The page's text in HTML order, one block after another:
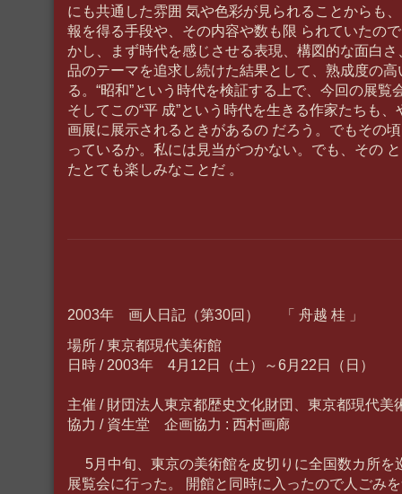
にも共通した雰囲 気や色彩が見られることからも
報を得る手段や、その内容や数も限 られていたの
かし、まず時代を感じさせる表現、構図的な面白
品のテーマを追求し続けた結果として、熟成度の
る。“昭和”という時代を検証する上で、今回の展覧
そしてこの“平 成”という時代を生きる作家たちも
画展に展示されるときがあるの だろう。でもその
っているか。私には見当がつかない。でも、その
たとても楽しみなことだ 。
2003年 画人日記（第30回） 「 舟越 桂 」
場所 / 東京都現代美術館
日時 / 2003年 4月12日（土）～6月22日（日）
主催 / 財団法人東京都歴史文化財団、東京都現代美
協力 / 資生堂 企画協力 : 西村画廊
5月中旬、東京の美術館を皮切りに全国数カ所を
展覧会に行った。 開館と同時に入ったので人ごみ